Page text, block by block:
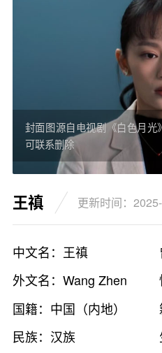
封面图源自电视剧《白色月光
可联系删除
王禛 更新时间：
中文名：王禛
外文名：Wang Zhen
国籍：中国（内地）
民族：汉族